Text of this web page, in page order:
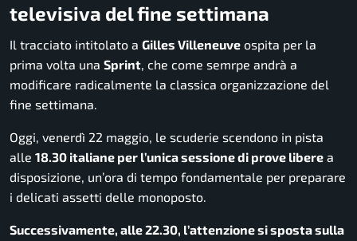
televisiva del fine settimana
Il tracciato intitolato a Gilles Villeneuve ospita per la
prima volta una Sprint, che come semrpe andrà a
modificare radicalmente la classica organizzazione del
fine settimana.
Oggi, venerdì 22 maggio, le scuderie scendono in pista
alle 18.30 italiane per l’unica sessione di prove libere a
disposizione, un’ora di tempo fondamentale per preparare
i delicati assetti delle monoposto.
Successivamente, alle 22.30, l’attenzione si sposta sulla